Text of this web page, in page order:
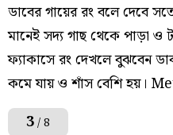
ডাবের গায়ের রং বলে দেবে
মানেই সদ্য গাছ থেকে পাড়া ও
ফ্যাকাসে রং দেখলে বুঝবেন
কমে যায় ও শাঁস বেশি হয়।
3/ 8